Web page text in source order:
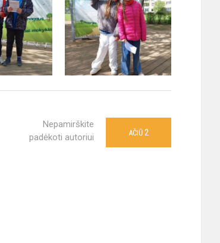
Nepamirškite
padėkoti autoriui
AČIŪ 2